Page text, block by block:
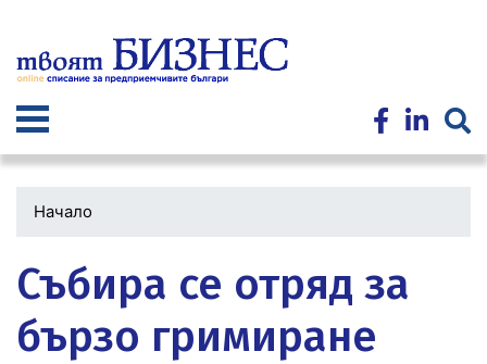
към
основното
Начало
Събира се отряд за
бързо гримиране